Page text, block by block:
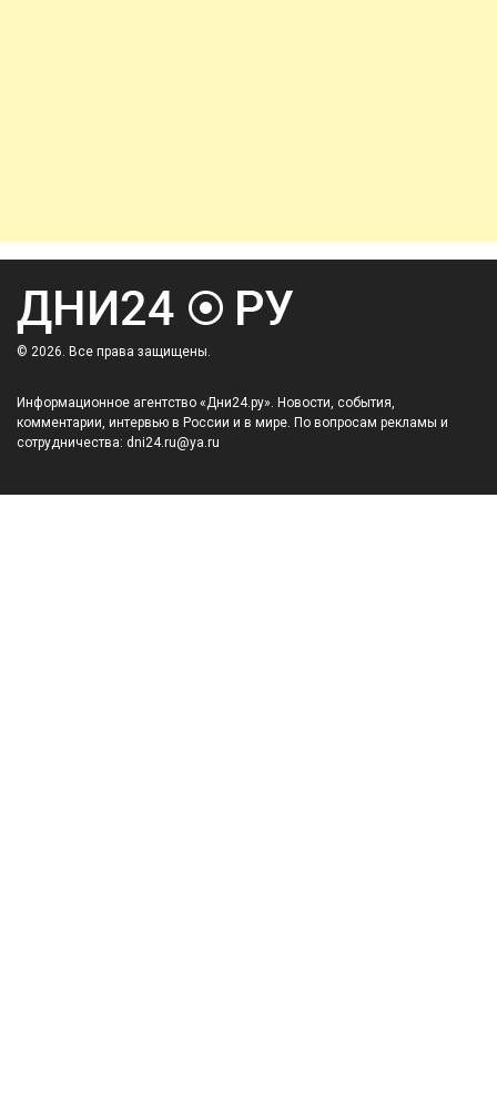
© 2026. Все права защищены.
Информационное агентство «Дни24.ру». Новости, события,
комментарии, интервью в России и в мире. По вопросам рекламы и
сотрудничества: dni24.ru@ya.ru